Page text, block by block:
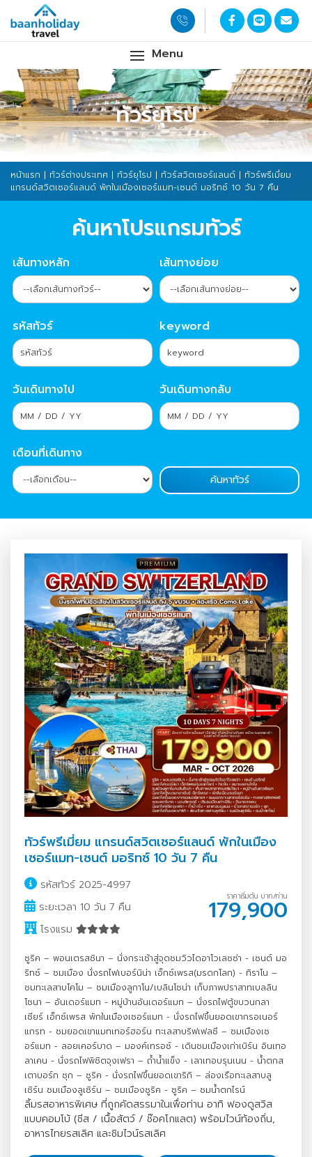
Menu
ทัวร์ยุโรป
หน้าแรก | ทัวร์ต่างประเทศ | ทัวร์ยุโรป | ทัวร์สวิตเซอร์แลนด์ | ทัวร์พรีเมี่ยม
แกรนด์สวิตเซอร์แลนด์ พักในเมืองเซอร์แมท-เซนต์ มอริทซ์ 10 วัน 7 คืน
ค้นหาโปรแกรมทัวร์
เส้นทางหลัก เส้นทางย่อย
รหัสทัวร์ keyword
วันเดินทางไป วันเดินทางกลับ
เดือนที่เดินทาง
ทัวร์พรีเมี่ยม แกรนด์สวิตเซอร์แลนด์ พักในเมือง
เซอร์แมท-เซนต์ มอริทซ์ 10 วัน 7 คืน
รหัสทัวร์ 2025-4997
ระยะเวลา 10 วัน 7 คืน
โรงแรม
ราคาเริ่มต้น บาท/ท่าน
179,900
ซูริค – พอนเตรสซินา – นั่งกระเช้าสู่จุดชมวิวไดอาโวเลซซ่า - เซนต์ มอ
ริทซ์ – ชมเมือง นั่งรถไฟเบอร์นิน่า เอ็กซ์เพรส(มรดกโลก) - ทิราโน –
ชมทะเลสาบโคโม – ชมเมืองลูกาโน/เบลินโซน่า เก็บภาพปราสาทเบลลิน
โซนา – อันเดอร์แมท - หมู่บ้านอันเดอร์แมท – นั่งรถไฟตู้ขบวนกลา
เซียร์ เอ็กซ์เพรส พักในเมืองเซอร์แมท - นั่งรถไฟขึ้นยอดเขากรอเนอร์
แกรท - ชมยอดเขาแมทเทอร์ฮอร์น ทะเลสาบริฟเฟลซี – ชมเมืองเซ
อร์แมท - ลอยเคอร์บาด – มองค์เทรอซ์ - เดินชมเมืองเก่าเบิร์น อินเทอ
ลาเคน - นั่งรถไฟพิชิตจุงเฟรา – ถ้ำน้ำแข็ง - เลาเทอบรุนเนน - น้ำตกส
เตาบอร์ก ซุก – ซูริค - นั่งรถไฟขึ้นยอดเขาริกิ – ล่องเรือทะเลสาบลู
เซิร์น ชมเมืองลูเซิร์น – ชมเมืองซูริค - ซูริค – ชมน้ำตกไรน์
ลิ้มรสอาหารพิเศษ ที่ถูกคัดสรรมาในเพื่อท่าน อาทิ ฟองดูสวิส
แบบคอมโบ้ (ชีส / เนื้อสัตว์ / ช๊อคโกแลต) พร้อมไวน์ท้องถิ่น,
อาหารไทยรสเลิศ และชิมไวน์รสเลิศ